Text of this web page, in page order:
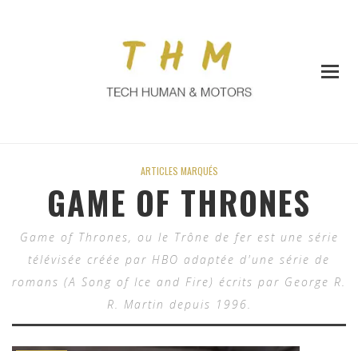
ARTICLES MARQUÉS
GAME OF THRONES
Game of Thrones, ou le Trône de fer est une série
télévisée créée par HBO adaptée d'une série de
romans (A Song of Ice and Fire) écrits par George R.
R. Martin depuis 1996.